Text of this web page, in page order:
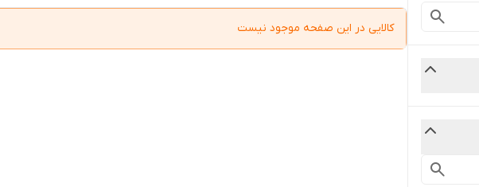
کالایی در این صفحه موجود نیست